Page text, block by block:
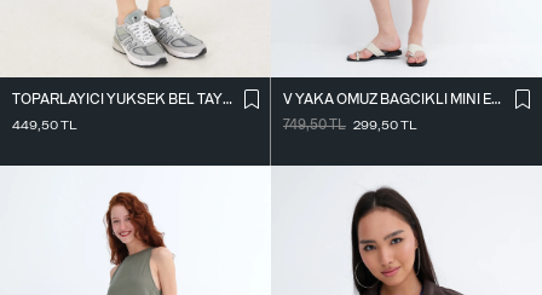
TOPARLAYICI YÜKSEK BEL TAYT TYT4000-R11
449,50TL
V YAKA OMUZ BAĞCIKLI MINI ELBISE E3394
749,50TL 299,50TL